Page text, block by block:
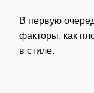
В первую
факторы, как
в стиле.